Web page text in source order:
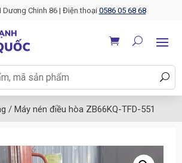
Dương Chinh 86 | Điện thoại 0586 05 68 68
/ Máy nén điều hòa ZB66KQ-TFD-551